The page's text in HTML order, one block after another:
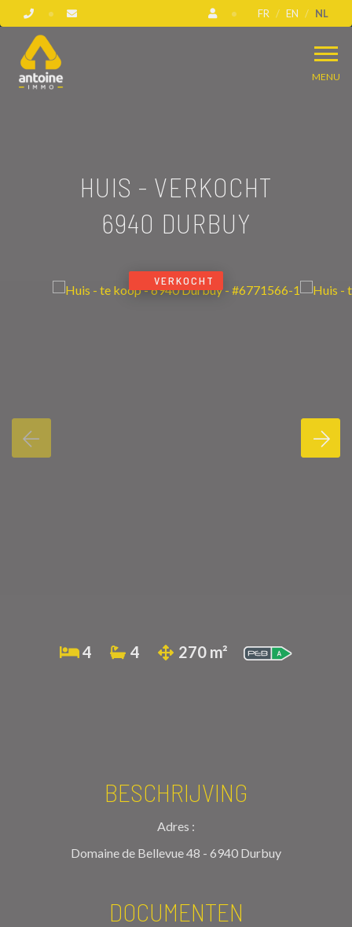
FR EN NL
MENU
HUIS - VERKOCHT
6940 DURBUY
VERKOCHT
4 4 270 m²
BESCHRIJVING
Adres :
Domaine de Bellevue 48 - 6940 Durbuy
DOCUMENTEN